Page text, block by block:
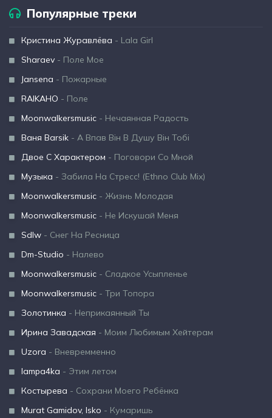
Популярные треки
Кристина Журавлёва - Lala Girl
Sharaev - Поле Мое
Jansena - Пожарные
RAIKAHO - Поле
Moonwalkersmusic - Нечаянная Радость
Ваня Barsik - А Впав Він В Душу Він Тобі
Двое С Характером - Поговори Со Мной
Музыка - Забила На Стресс! (Ethno Club Mix)
Moonwalkersmusic - Жизнь Молодая
Moonwalkersmusic - Не Искушай Меня
Sdlw - Снег На Ресница
Dm-Studio - Налево
Moonwalkersmusic - Сладкое Усыпленье
Moonwalkersmusic - Три Топора
Золотинка - Неприкаянный Ты
Ирина Завадская - Моим Любимым Хейтерам
Uzora - Вневремменно
lampa4ka - Этим летом
Костырева - Сохрани Моего Ребёнка
Murat Gamidov, Isko - Кумаришь